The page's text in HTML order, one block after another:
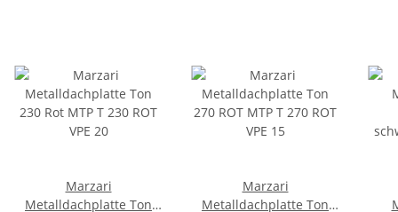
Marzari
Metalldachplatte Ton
Marzari
Metalldachplatte Ton